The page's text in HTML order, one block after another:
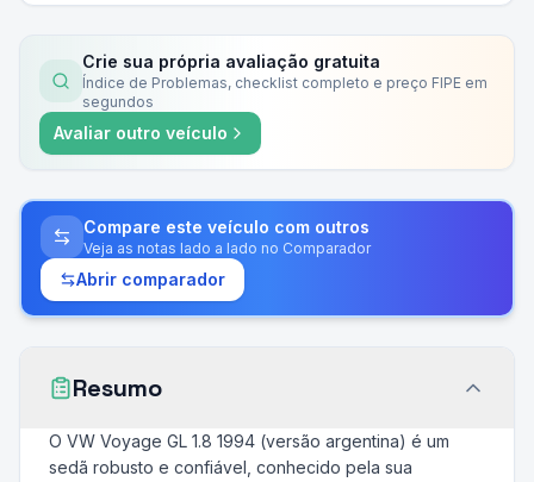
Crie sua própria avaliação gratuita
Índice de Problemas, checklist completo e preço FIPE em
segundos
Avaliar outro veículo
Compare este veículo com outros
Veja as notas lado a lado no Comparador
Abrir comparador
Resumo
O VW Voyage GL 1.8 1994 (versão argentina) é um
sedã robusto e confiável, conhecido pela sua